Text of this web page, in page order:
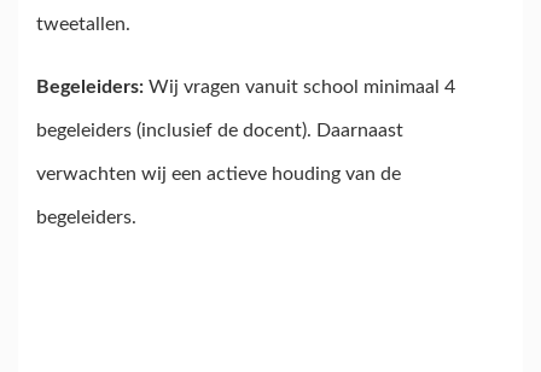
tweetallen.
Begeleiders: Wij vragen vanuit school minimaal 4
begeleiders (inclusief de docent). Daarnaast
verwachten wij een actieve houding van de
begeleiders.